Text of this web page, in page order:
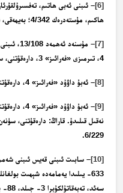
[6]
ھاكىم، مۇستەدرەك 4/342؛ بەيھەقى، ئەسسۈنەنۇلكۇبرا 6/216.
[7]
4، تىرمىزى «فەرائىز» 3، دارەقۇتنى، سۈنەن 4/78-79.
[8]– ئەبۇ داۋۇد «فەرائىز» 4، دارەقۇتنى، سۈنەن 4/78-79.
[9]
– ئەبۇ داۋۇد
6/229.
[10]
633- يىلىدا يەمامەدە شېھىت